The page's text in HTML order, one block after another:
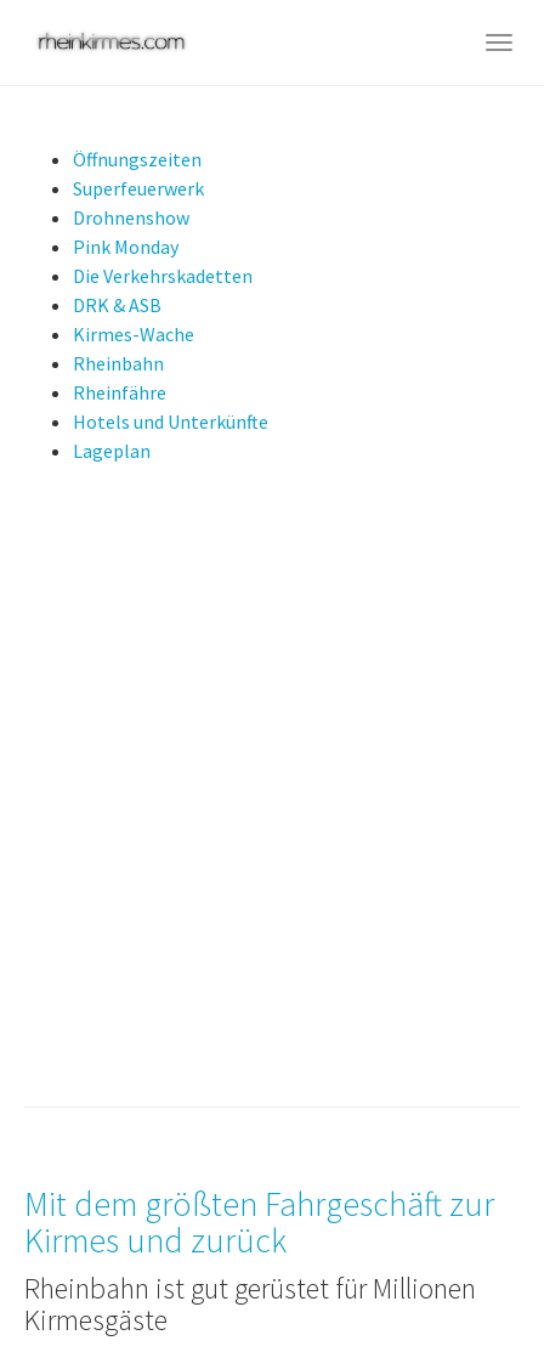
Öffnungszeiten
Superfeuerwerk
Drohnenshow
Pink Monday
Die Verkehrskadetten
DRK & ASB
Kirmes-Wache
Rheinbahn
Rheinfähre
Hotels und Unterkünfte
Lageplan
Mit dem größten Fahrgeschäft zur
Kirmes und zurück
Rheinbahn ist gut gerüstet für Millionen
Kirmesgäste